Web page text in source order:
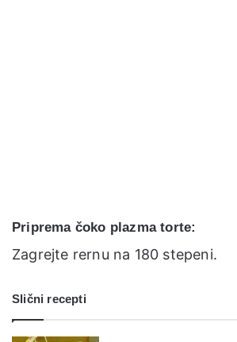
Priprema čoko plazma torte:
Zagrejte rernu na 180 stepeni.
Slični recepti